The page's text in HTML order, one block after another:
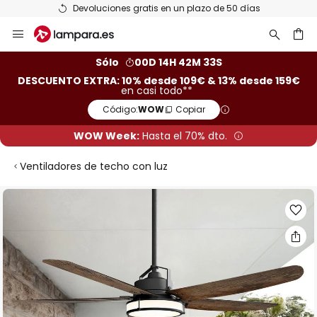
Devoluciones gratis en un plazo de 50 días
al
Sólo
00D 14H 42M 32S
DESCUENTO EXTRA: 10% desde 109€ & 13% desde 159€
en casi todo**
Código:WOW Copiar
WOW Week: Hasta el 70% dto.
Ventiladores de techo con luz
Saltar
final
de
la
galería
de